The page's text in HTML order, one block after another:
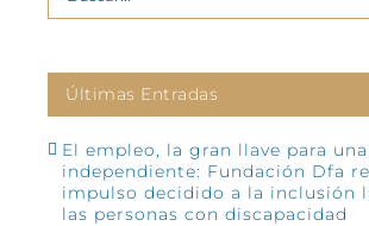
Últimas Entradas
El empleo, la gran llave para
independiente: Fundación Dfa
impulso decidido a la inclusión
las personas con discapacidad